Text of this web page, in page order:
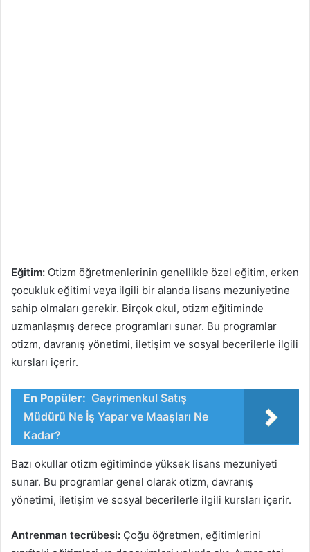
Eğitim: Otizm öğretmenlerinin genellikle özel eğitim, erken
çocukluk eğitimi veya ilgili bir alanda lisans mezuniyetine
sahip olmaları gerekir. Birçok okul, otizm eğitiminde
uzmanlaşmış derece programları sunar. Bu programlar
otizm, davranış yönetimi, iletişim ve sosyal becerilerle ilgili
kursları içerir.
En Popüler: Gayrimenkul Satış
Müdürü Ne İş Yapar ve Maaşları Ne
Kadar?
Bazı okullar otizm eğitiminde yüksek lisans mezuniyeti
sunar. Bu programlar genel olarak otizm, davranış
yönetimi, iletişim ve sosyal becerilerle ilgili kursları içerir.
Antrenman tecrübesi: Çoğu öğretmen, eğitimlerini